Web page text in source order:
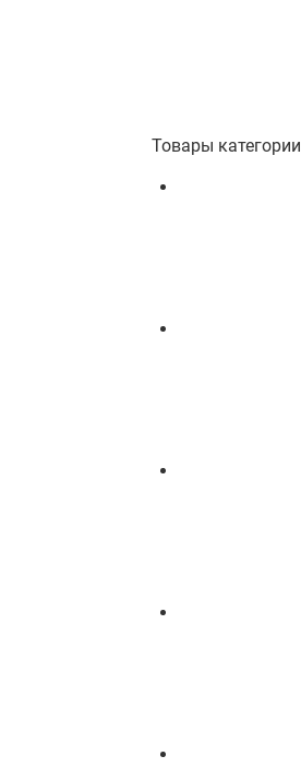
Товары категории